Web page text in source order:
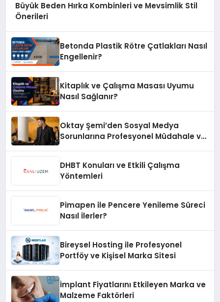
Büyük Beden Hırka Kombinleri ve Mevsimlik Stil
Önerileri
Betonda Plastik Rötre Çatlakları Nasıl
Engellenir?
Kitaplık ve Çalışma Masası Uyumu
Nasıl Sağlanır?
Oktay Şemi’den Sosyal Medya
Sorunlarına Profesyonel Müdahale ve
DHBT Konuları ve Etkili Çalışma
Yöntemleri
Pimapen ile Pencere Yenileme Süreci
Nasıl İlerler?
Bireysel Hosting ile Profesyonel
Portföy ve Kişisel Marka Sitesi
İmplant Fiyatlarını Etkileyen Marka ve
Malzeme Faktörleri